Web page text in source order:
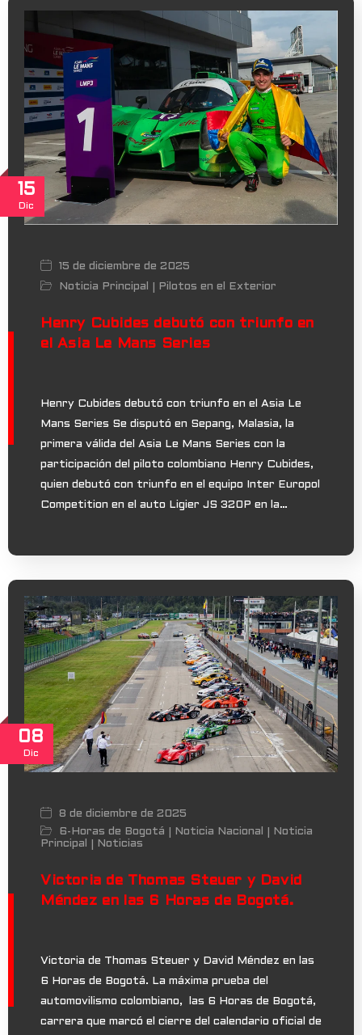
15
Dic
15 de diciembre de 2025
Noticia Principal
Pilotos en el Exterior
Henry Cubides debutó con triunfo en
el Asia Le Mans Series
Henry Cubides debutó con triunfo en el Asia Le
Mans Series Se disputó en Sepang, Malasia, la
primera válida del Asia Le Mans Series con la
participación del piloto colombiano Henry Cubides,
quien debutó con triunfo en el equipo Inter Europol
Competition en el auto Ligier JS 320P en la…
08
Dic
8 de diciembre de 2025
6-Horas de Bogotá
Noticia Nacional
Noticia
Principal
Noticias
Victoria de Thomas Steuer y David
Méndez en las 6 Horas de Bogotá.
Victoria de Thomas Steuer y David Méndez en las
6 Horas de Bogotá. La máxima prueba del
automovilismo colombiano, las 6 Horas de Bogotá,
carrera que marcó el cierre del calendario oficial de